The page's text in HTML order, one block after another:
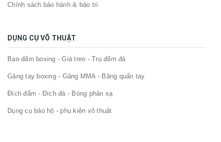
Chính sách bảo hành & bảo trì
DỤNG CỤ VÕ THUẬT
Bao đấm boxing - Giá treo - Trụ đấm đá
Găng tay boxing - Găng MMA - Băng quấn tay
Đích đấm - Đích đá - Bóng phản xạ
Dụng cụ bảo hộ - phụ kiện võ thuật